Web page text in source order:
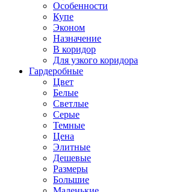
Особенности
Купе
Эконом
Назначение
В коридор
Для узкого коридора
Гардеробные
Цвет
Белые
Светлые
Серые
Темные
Цена
Элитные
Дешевые
Размеры
Большие